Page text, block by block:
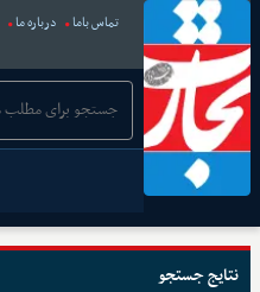
تماس باما درباره ما
نتایج جستجو